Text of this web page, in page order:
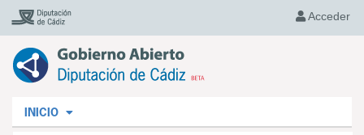
Acceder
INICIO